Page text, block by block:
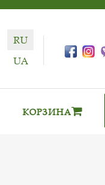
RU
UA
КОРЗИНА